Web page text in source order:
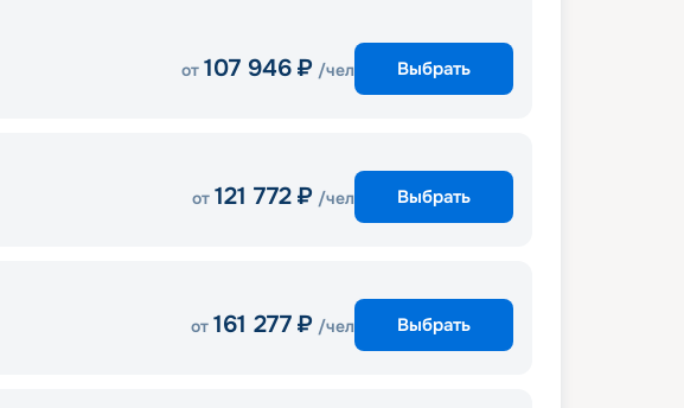
от 107 946 ₽ /чел Выбрать
от 121 772 ₽ /чел Выбрать
от 161 277 ₽ /чел Выбрать